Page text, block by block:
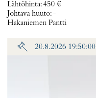
Lähtöhinta:450 €
Johtava huuto:-
Hakaniemen Pantti
20.8.2026 19:50:00